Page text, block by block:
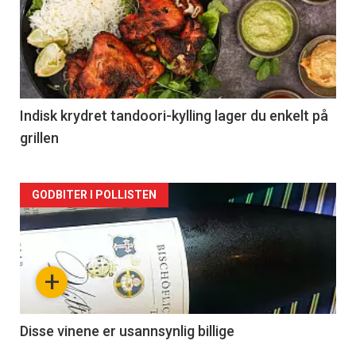
akkurat
nå
-
2
Indisk krydret tandoori-kylling lager du enkelt på
grillen
Forsiden
akkurat
nå
3
+
GODBITER I POLLISTEN
Disse vinene er usannsynlig billige